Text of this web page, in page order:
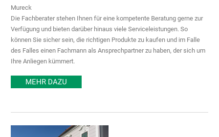
Mureck
Die Fachberater stehen Ihnen für eine kompetente Beratung gerne zur
Verfügung und bieten darüber hinaus viele Serviceleistungen. So
können Sie sicher sein, die richtigen Produkte zu kaufen und im Falle
des Falles einen Fachmann als Ansprechpartner zu haben, der sich um
Ihre Anliegen kümmert.
MEHR DAZU